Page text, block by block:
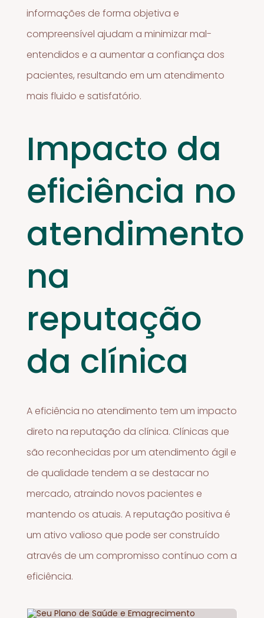
informações de forma objetiva e
compreensível ajudam a minimizar mal-
entendidos e a aumentar a confiança dos
pacientes, resultando em um atendimento
mais fluido e satisfatório.
Impacto da
eficiência no
atendimento
na
reputação
da clínica
A eficiência no atendimento tem um impacto
direto na reputação da clínica. Clínicas que
são reconhecidas por um atendimento ágil e
de qualidade tendem a se destacar no
mercado, atraindo novos pacientes e
mantendo os atuais. A reputação positiva é
um ativo valioso que pode ser construído
através de um compromisso contínuo com a
eficiência.